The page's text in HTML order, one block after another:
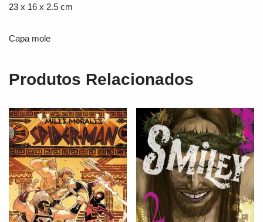
23 x 16 x 2.5 cm
Capa mole
Produtos Relacionados